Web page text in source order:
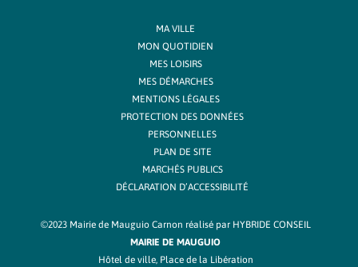
MA VILLE
MON QUOTIDIEN
MES LOISIRS
MES DÉMARCHES
MENTIONS LÉGALES
PROTECTION DES DONNÉES
PERSONNELLES
PLAN DE SITE
MARCHÉS PUBLICS
DÉCLARATION D’ACCESSIBILITÉ
©2023 Mairie de Mauguio Carnon réalisé par HYBRIDE CONSEIL
MAIRIE DE MAUGUIO
Hôtel de ville, Place de la Libération